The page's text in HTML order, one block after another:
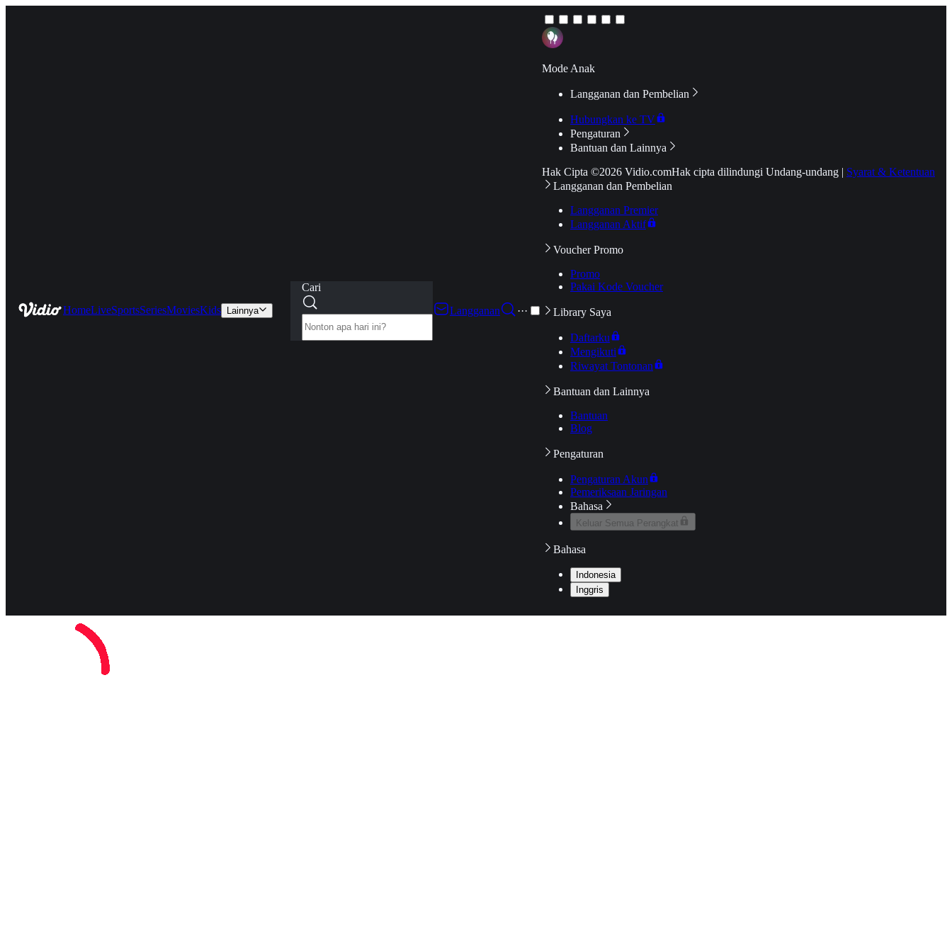
HomeLiveSportsSeriesMoviesKids Lainnya
Cari
Langganan
···
Mode Anak
Langganan dan Pembelian
Hubungkan ke TV
Pengaturan
Bantuan dan Lainnya
Hak Cipta ©2026 Vidio.comHak cipta dilindungi Undang-undang | Syarat & Ketentuan
Langganan dan Pembelian
Langganan Premier
Langganan Aktif
Voucher Promo
Promo
Pakai Kode Voucher
Library Saya
Daftarku
Mengikuti
Riwayat Tontonan
Bantuan dan Lainnya
Bantuan
Blog
Pengaturan
Pengaturan Akun
Pemeriksaan Jaringan
Bahasa
Keluar Semua Perangkat
Bahasa
Indonesia
Inggris